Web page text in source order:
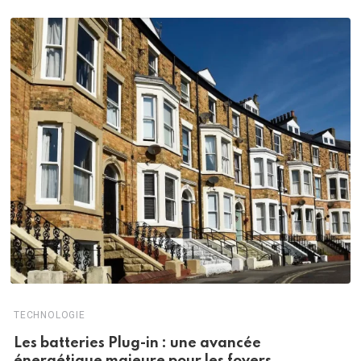
TECHNOLOGIE
Les batteries Plug-in : une avancée